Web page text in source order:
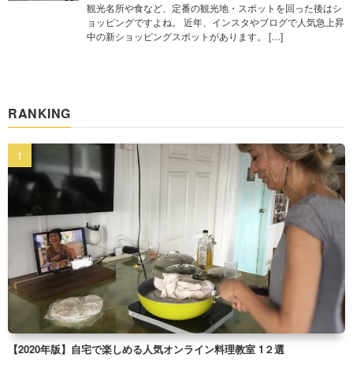
観光名所や食など、定番の観光地・スポットを回った後はシ
ョッピングですよね。 近年、インスタやブログで人気急上昇
中の新ショッピングスポットがあります。 […]
RANKING
【2020年版】自宅で楽しめる人気オンライン料理教室 1２選